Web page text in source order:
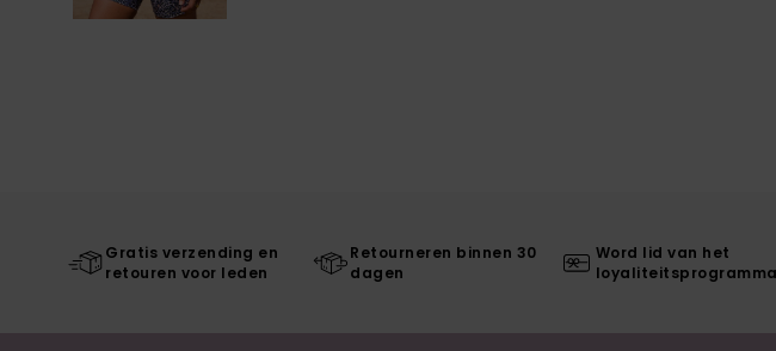
Gratis verzending en
retouren voor leden
Retourneren binnen 30
dagen
Word lid van het
loyaliteitsprogramma